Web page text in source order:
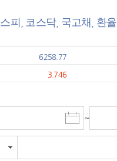
피, 코스닥, 국고채, 환율
6258.77
3.746
시
작
~